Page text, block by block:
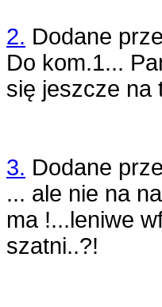
2. Dodane
Do kom.1...
się jeszcze na
3. Dodane
... ale nie na
ma !...leniwe
szatni..?!